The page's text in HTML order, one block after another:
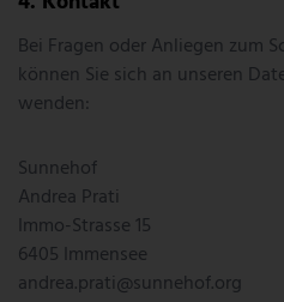
Bei Fragen oder Anliegen zum
können Sie sich an unseren
wenden:
Sunnehof
Andrea Prati
Immo-Strasse 15
6405 Immensee
andrea.prati@sunnehof.org